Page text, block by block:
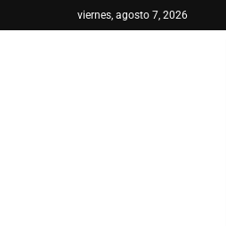
viernes, agosto 7, 2026